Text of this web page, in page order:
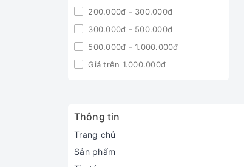
200.000đ - 300.000đ
300.000đ - 500.000đ
500.000đ - 1.000.000đ
Giá trên 1.000.000đ
Thông tin
Trang chủ
Sản phẩm